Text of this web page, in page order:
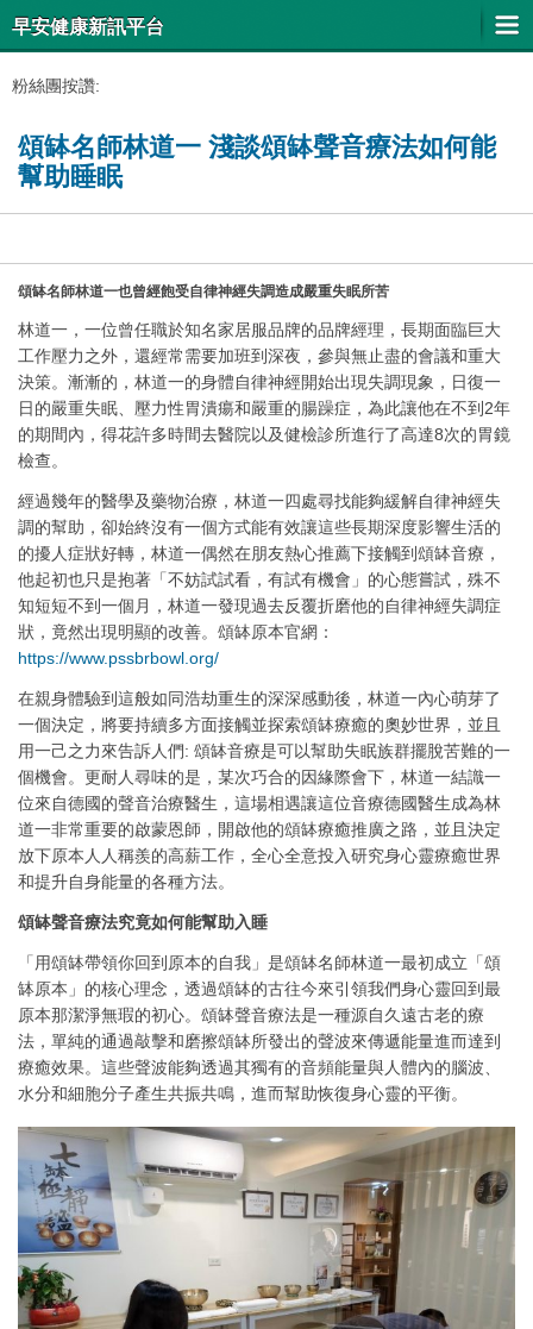
早安健康新訊平台
粉絲團按讚:
頌缽名師林道一 淺談頌缽聲音療法如何能
幫助睡眠
頌缽名師林道一也曾經飽受自律神經失調造成嚴重失眠所苦
林道一，一位曾任職於知名家居服品牌的品牌經理，長期面臨巨大
工作壓力之外，還經常需要加班到深夜，參與無止盡的會議和重大
決策。漸漸的，林道一的身體自律神經開始出現失調現象，日復一
日的嚴重失眠、壓力性胃潰瘍和嚴重的腸躁症，為此讓他在不到2年
的期間內，得花許多時間去醫院以及健檢診所進行了高達8次的胃鏡
檢查。
經過幾年的醫學及藥物治療，林道一四處尋找能夠緩解自律神經失
調的幫助，卻始終沒有一個方式能有效讓這些長期深度影響生活的
的擾人症狀好轉，林道一偶然在朋友熱心推薦下接觸到頌缽音療，
他起初也只是抱著「不妨試試看，有試有機會」的心態嘗試，殊不
知短短不到一個月，林道一發現過去反覆折磨他的自律神經失調症
狀，竟然出現明顯的改善。頌缽原本官網：
https://www.pssbrbowl.org/
在親身體驗到這般如同浩劫重生的深深感動後，林道一內心萌芽了
一個決定，將要持續多方面接觸並探索頌缽療癒的奧妙世界，並且
用一己之力來告訴人們: 頌缽音療是可以幫助失眠族群擺脫苦難的一
個機會。更耐人尋味的是，某次巧合的因緣際會下，林道一結識一
位來自德國的聲音治療醫生，這場相遇讓這位音療德國醫生成為林
道一非常重要的啟蒙恩師，開啟他的頌缽療癒推廣之路，並且決定
放下原本人人稱羨的高薪工作，全心全意投入研究身心靈療癒世界
和提升自身能量的各種方法。
頌缽聲音療法究竟如何能幫助入睡
「用頌缽帶領你回到原本的自我」是頌缽名師林道一最初成立「頌
缽原本」的核心理念，透過頌缽的古往今來引領我們身心靈回到最
原本那潔淨無瑕的初心。頌缽聲音療法是一種源自久遠古老的療
法，單純的通過敲擊和磨擦頌缽所發出的聲波來傳遞能量進而達到
療癒效果。這些聲波能夠透過其獨有的音頻能量與人體內的腦波、
水分和細胞分子產生共振共鳴，進而幫助恢復身心靈的平衡。